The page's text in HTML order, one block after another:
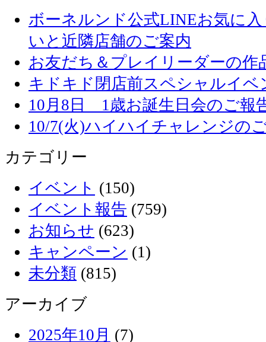
ボーネルンド公式LINEお気に
いと近隣店舗のご案内
お友だち＆プレイリーダーの作
キドキド閉店前スペシャルイベ
10月8日 1歳お誕生日会のご報
10/7(火)ハイハイチャレンジの
カテゴリー
イベント (150)
イベント報告 (759)
お知らせ (623)
キャンペーン (1)
未分類 (815)
アーカイブ
2025年10月 (7)